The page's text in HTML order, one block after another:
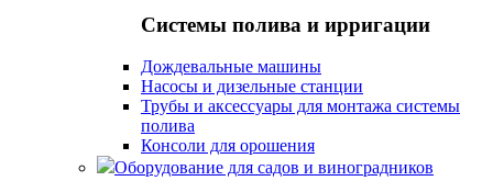
Системы полива и ирригации
Дождевальные машины
Насосы и дизельные станции
Трубы и аксессуары для монтажа системы
полива
Консоли для орошения
Оборудование для садов и виноградников